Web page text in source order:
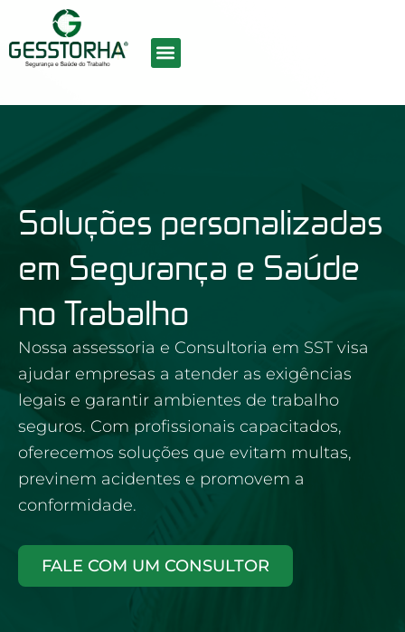
para
Soluções personalizadas
em Segurança e Saúde
no Trabalho
Nossa assessoria e Consultoria em SST visa
ajudar empresas a atender as exigências
legais e garantir ambientes de trabalho
seguros. Com profissionais capacitados,
oferecemos soluções que evitam multas,
previnem acidentes e promovem a
conformidade.
FALE COM UM CONSULTOR